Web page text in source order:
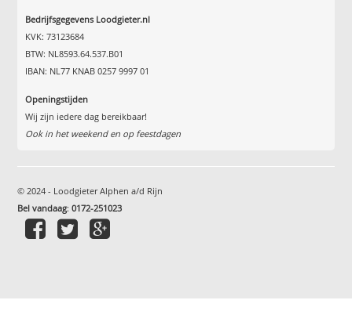
Bedrijfsgegevens Loodgieter.nl
KVK: 73123684
BTW: NL8593.64.537.B01
IBAN: NL77 KNAB 0257 9997 01
Openingstijden
Wij zijn iedere dag bereikbaar!
Ook in het weekend en op feestdagen
© 2024 - Loodgieter Alphen a/d Rijn
Bel vandaag:0172-251023